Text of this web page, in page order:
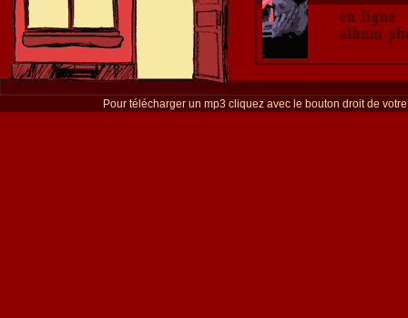
Pour télécharger un mp3 cliquez avec le bouton droit de